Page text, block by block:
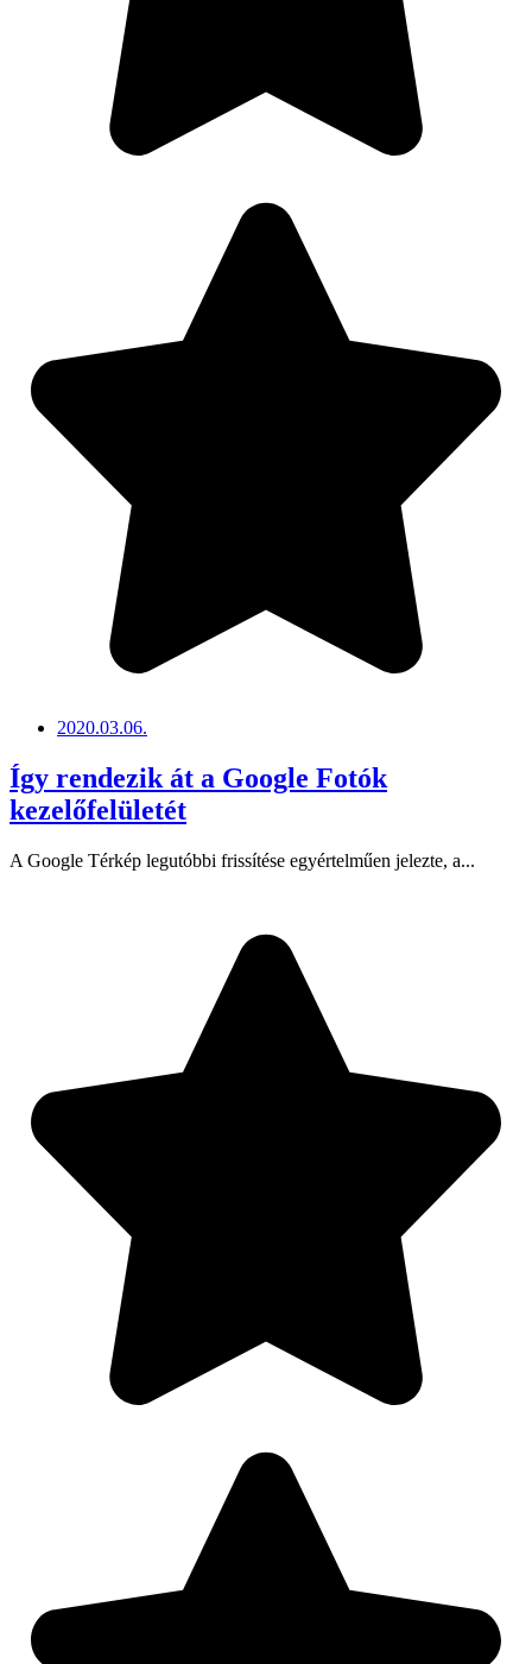
2020.03.06.
Így rendezik át a Google Fotók
kezelőfelületét
A Google Térkép legutóbbi frissítése egyértelműen jelezte, a...